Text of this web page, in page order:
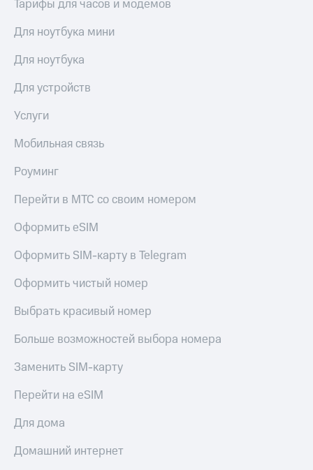
Тарифы для часов и модемов
Для ноутбука мини
Для ноутбука
Для устройств
Услуги
Мобильная связь
Роуминг
Перейти в МТС со своим номером
Оформить eSIM
Оформить SIM-карту в Telegram
Оформить чистый номер
Выбрать красивый номер
Больше возможностей выбора номера
Заменить SIM-карту
Перейти на eSIM
Для дома
Домашний интернет